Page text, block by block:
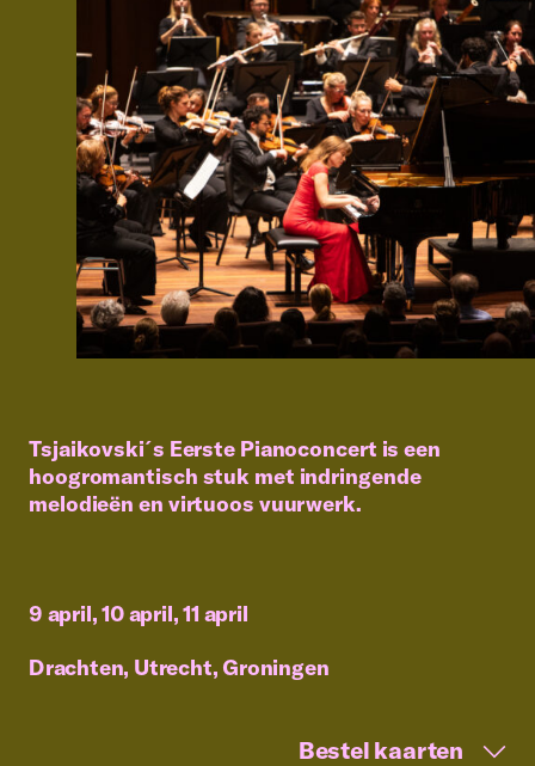
Tsjaikovski´s Eerste Pianoconcert is een
hoogromantisch stuk met indringende
melodieën en virtuoos vuurwerk.
9 april, 10 april, 11 april
Drachten, Utrecht, Groningen
Bestel kaarten